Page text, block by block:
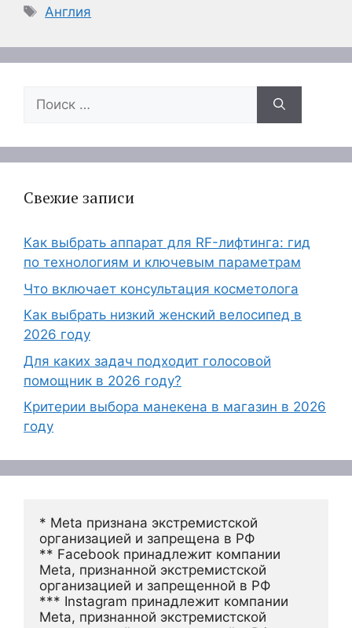
Метки
Англия
Поиск:
Свежие записи
Как выбрать аппарат для RF-лифтинга: гид
по технологиям и ключевым параметрам
Что включает консультация косметолога
Как выбрать низкий женский велосипед в
2026 году
Для каких задач подходит голосовой
помощник в 2026 году?
Критерии выбора манекена в магазин в 2026
году
* Meta признана экстремистской
организацией и запрещена в РФ
** Facebook принадлежит компании
Meta, признанной экстремистской
организацией и запрещенной в РФ
*** Instagram принадлежит компании
Meta, признанной экстремистской